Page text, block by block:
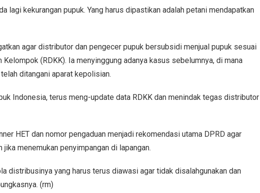
lagi kekurangan pupuk. Yang harus dipastikan adalah petani mendapatkan
agar distributor dan pengecer pupuk bersubsidi menjual pupuk sesuai
(RDKK). Ia menyinggung adanya kasus sebelumnya, di mana
ditangani aparat kepolisian.
Indonesia, terus meng-update data RDKK dan menindak tegas distributor
HET dan nomor pengaduan menjadi rekomendasi utama DPRD agar
menemukan penyimpangan di lapangan.
distribusinya yang harus terus diawasi agar tidak disalahgunakan dan
(rm)